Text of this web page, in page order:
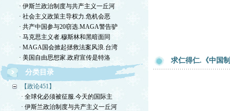
· 伊斯兰政治制度与共产主义一丘河
· 社会主义政策主导权力.危机会恶
· 共产中国参与20窃选.MAGA警告驴
· 马克思主义者.穆斯林和黑暗面同
· MAGA国会掀起拯救法案风浪.台湾
· 美国自由思想家.政府宣传是特洛
分类目录
【政论451】
· 全球化必须被征服.今天的国际主
· 伊斯兰政治制度与共产主义一丘河
求仁得仁.《中国